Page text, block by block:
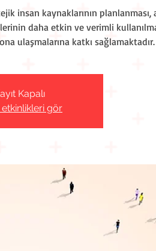
insan kaynaklarının planlanması,
daha etkin ve verimli
ulaşmalarına katkı sağlamaktadır.
Kapalı
etkinlikleri gör